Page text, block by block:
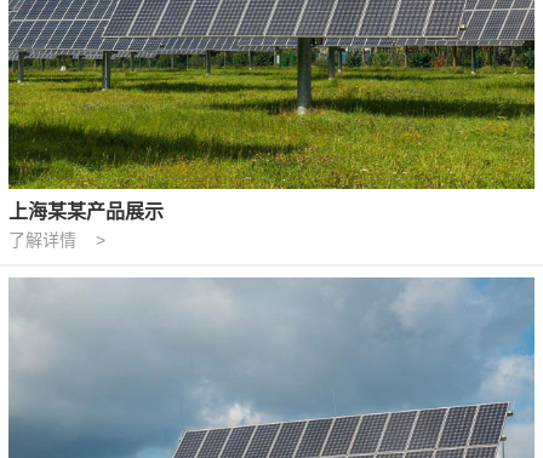
上海某某产品展示
了解详情 >